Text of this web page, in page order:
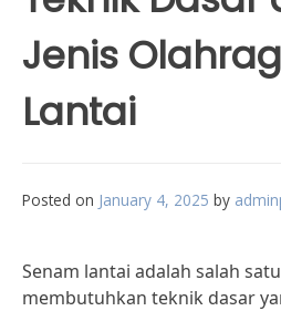
Jenis
Lantai
Posted on January 4, 2025 by
Senam lantai adalah salah
membutuhkan teknik dasar